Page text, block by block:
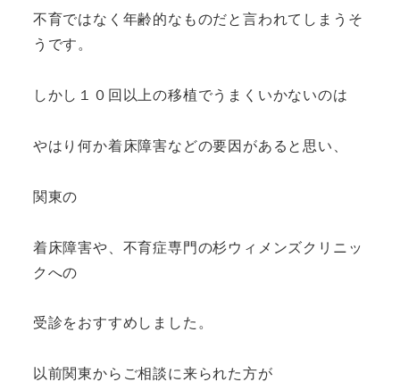
不育ではなく年齢的なものだと言われてしまうそ
うです。
しかし１０回以上の移植でうまくいかないのは
やはり何か着床障害などの要因があると思い、
関東の
着床障害や、不育症専門の杉ウィメンズクリニッ
クへの
受診をおすすめしました。
以前関東からご相談に来られた方が